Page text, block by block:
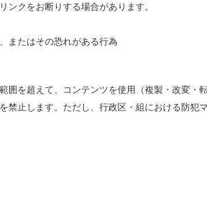
ンクをお断りする場合があります。
またはその恐れがある行為
囲を超えて、コンテンツを使用（複製・改変・
禁止します。ただし、行政区・組における防犯